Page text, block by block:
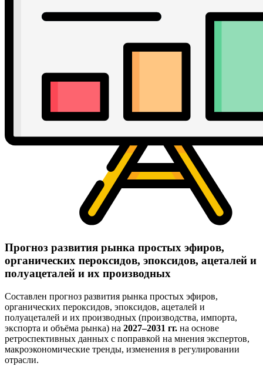
Прогноз развития рынка простых эфиров,
органических пероксидов, эпоксидов, ацеталей и
полуацеталей и их производных
Составлен прогноз развития рынка простых эфиров,
органических пероксидов, эпоксидов, ацеталей и
полуацеталей и их производных (производства, импорта,
экспорта и объёма рынка) на 2027–2031 гг. на основе
ретроспективных данных с поправкой на мнения экспертов,
макроэкономические тренды, изменения в регулировании
отрасли.